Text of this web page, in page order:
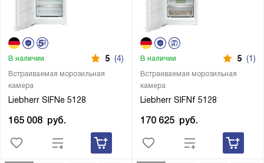
Встраиваемая морозильная
камера
Liebherr SIFNe 5128
В наличии 5 (4)
165 008 руб.
Встраиваемая морозильная
камера
Liebherr SIFNf 5128
В наличии 5 (1)
170 625 руб.